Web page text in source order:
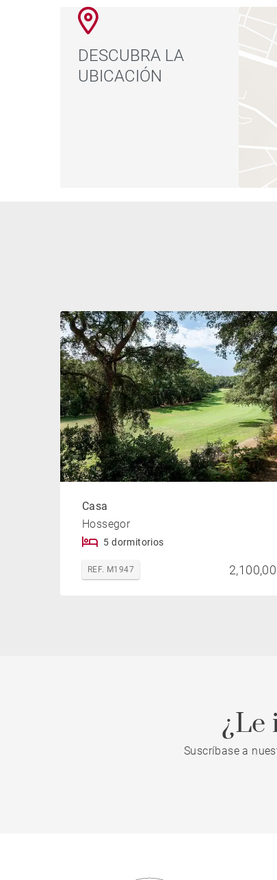
DESCUBRA LA
UBICACIÓN
Casa
Hossegor
5 dormitorios
REF. M1947
¿Le
Suscríbase a